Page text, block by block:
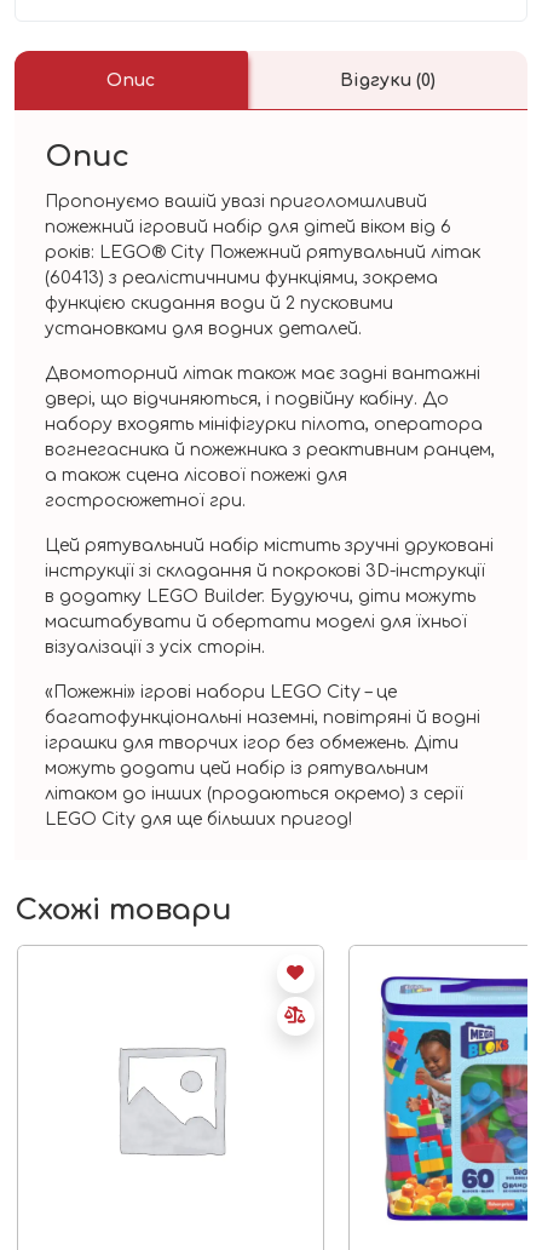
Опис Відгуки (0)
Опис
Пропонуємо вашій увазі приголомшливий
пожежний ігровий набір для дітей віком від 6
років: LEGO® City Пожежний рятувальний літак
(60413) з реалістичними функціями, зокрема
функцією скидання води й 2 пусковими
установками для водних деталей.
Двомоторний літак також має задні вантажні
двері, що відчиняються, і подвійну кабіну. До
набору входять мініфігурки пілота, оператора
вогнегасника й пожежника з реактивним ранцем,
а також сцена лісової пожежі для
гостросюжетної гри.
Цей рятувальний набір містить зручні друковані
інструкції зі складання й покрокові 3D-інструкції
в додатку LEGO Builder. Будуючи, діти можуть
масштабувати й обертати моделі для їхньої
візуалізації з усіх сторін.
«Пожежні» ігрові набори LEGO City – це
багатофункціональні наземні, повітряні й водні
іграшки для творчих ігор без обмежень. Діти
можуть додати цей набір із рятувальним
літаком до інших (продаються окремо) з серії
LEGO City для ще більших пригод!
Схожі товари